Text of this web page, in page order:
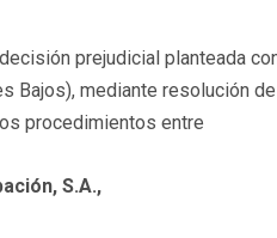
prejudicial planteada
Bajos), mediante resolución
procedimientos entre
S.A.,